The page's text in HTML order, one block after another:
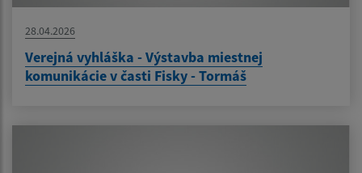
28.04.2026
Verejná vyhláška - Výstavba miestnej
komunikácie v časti Fisky - Tormáš